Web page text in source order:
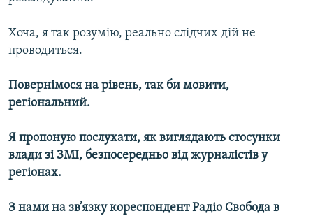
Хоча, я так розумію, реально слідчих дій не
проводиться.
Повернімося на рівень, так би мовити,
регіональний.
Я пропоную послухати, як виглядають стосунки
влади зі ЗМІ, безпосередньо від журналістів у
регіонах.
З нами на зв’язку кореспондент Радіо Свобода в